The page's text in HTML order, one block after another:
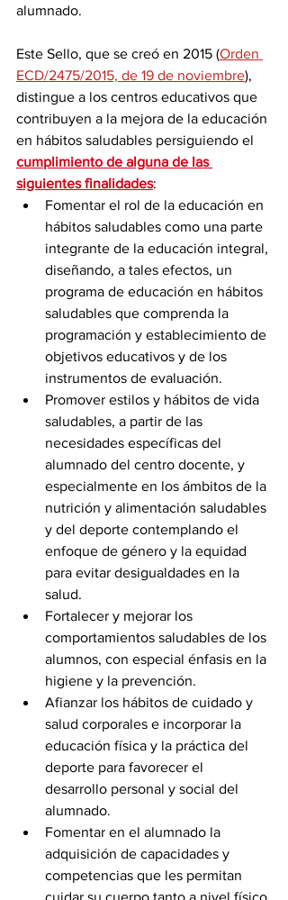
alumnado.
Este Sello, que se creó en 2015 (Orden
ECD/2475/2015, de 19 de noviembre),
distingue a los centros educativos que
contribuyen a la mejora de la educación
en hábitos saludables persiguiendo el
cumplimiento de alguna de las
siguientes finalidades:
Fomentar el rol de la educación en
hábitos saludables como una parte
integrante de la educación integral,
diseñando, a tales efectos, un
programa de educación en hábitos
saludables que comprenda la
programación y establecimiento de
objetivos educativos y de los
instrumentos de evaluación.
Promover estilos y hábitos de vida
saludables, a partir de las
necesidades específicas del
alumnado del centro docente, y
especialmente en los ámbitos de la
nutrición y alimentación saludables
y del deporte contemplando el
enfoque de género y la equidad
para evitar desigualdades en la
salud.
Fortalecer y mejorar los
comportamientos saludables de los
alumnos, con especial énfasis en la
higiene y la prevención.
Afianzar los hábitos de cuidado y
salud corporales e incorporar la
educación física y la práctica del
deporte para favorecer el
desarrollo personal y social del
alumnado.
Fomentar en el alumnado la
adquisición de capacidades y
competencias que les permitan
cuidar su cuerpo tanto a nivel físico